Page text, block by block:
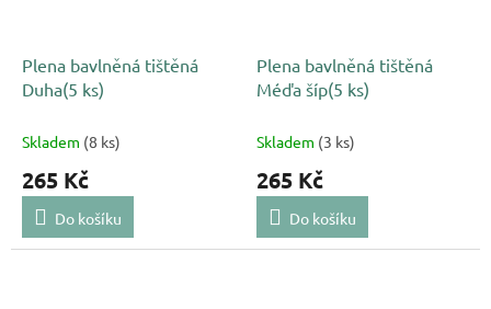
Plena bavlněná tištěná
Duha(5 ks)
Skladem (8 ks)
265 Kč
Do košíku
Plena bavlněná tištěná
Méďa šíp(5 ks)
Skladem (3 ks)
265 Kč
Do košíku